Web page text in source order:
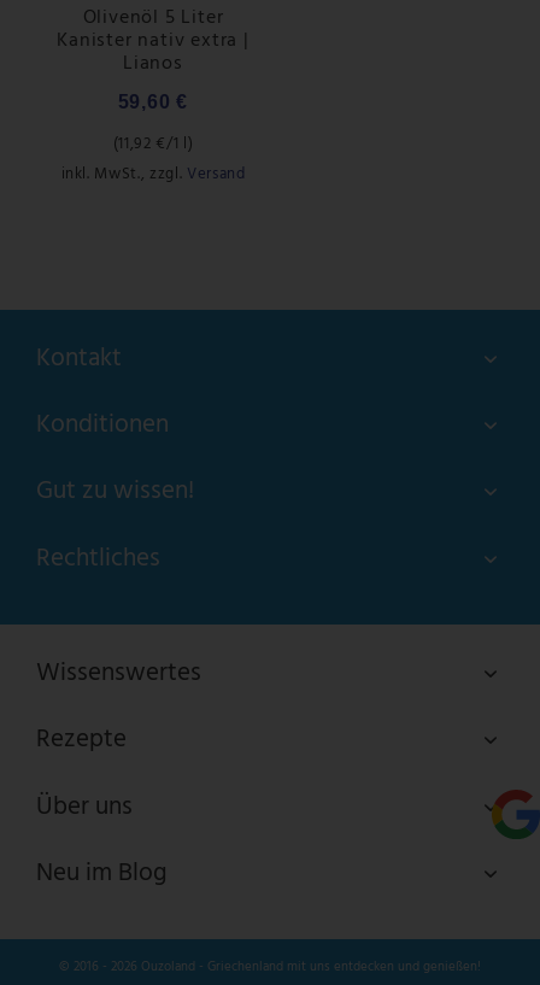
Olivenöl 5 Liter
Kanister nativ extra |
Lianos
59,60 €
(11,92 €/1 l)
inkl. MwSt., zzgl. Versand
Kontakt
Konditionen
Gut zu wissen!
Rechtliches
Wissenswertes
Rezepte
Über uns
Neu im Blog
© 2016 - 2026 Ouzoland - Griechenland mit uns entdecken und genießen!